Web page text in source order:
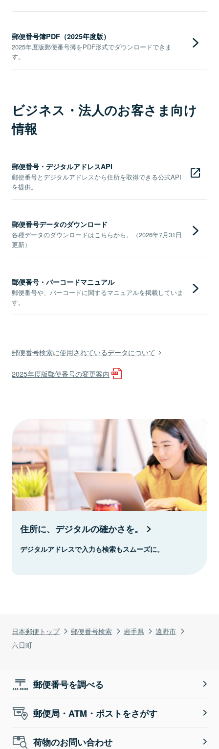
日本郵便トップ 郵便番号検索 岩手県
遠野市
六日町
郵便番号簿PDF（2025年度版）
2025年度版郵便番号簿をPDF形式でダウンロードできま
す。
ビジネス・法人のお客さま向け
情報
郵便番号・デジタルアドレスAPI
郵便番号とデジタルアドレスから住所を取得できる公式API
を提供。
郵便番号データのダウンロード
各種データのダウンロードはこちらから。（2026年7月31日
更新）
郵便番号・バーコードマニュアル
郵便番号や、バーコードに関するマニュアルを掲載していま
す。
郵便番号検索に使用されているデータについて
2025年度版郵便番号の変更案内
住所に、デジタルの確かさを。
デジタルアドレスで入力も検索もスムーズに。
郵便番号を調べる
郵便局・ATM・ポストをさがす
荷物のお問い合わせ